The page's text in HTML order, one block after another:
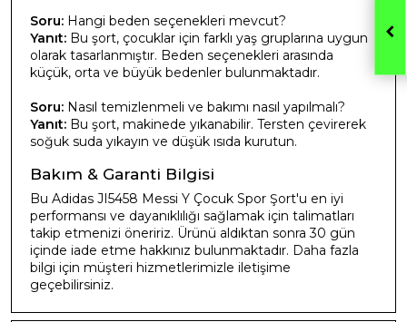
Soru: Hangi beden seçenekleri mevcut?
Yanıt: Bu şort, çocuklar için farklı yaş gruplarına uygun
olarak tasarlanmıştır. Beden seçenekleri arasında
küçük, orta ve büyük bedenler bulunmaktadır.
Soru: Nasıl temizlenmeli ve bakımı nasıl yapılmalı?
Yanıt: Bu şort, makinede yıkanabilir. Tersten çevirerek
soğuk suda yıkayın ve düşük ısıda kurutun.
Bakım & Garanti Bilgisi
Bu Adidas JI5458 Messi Y Çocuk Spor Şort'u en iyi
performansı ve dayanıklılığı sağlamak için talimatları
takip etmenizi öneririz. Ürünü aldıktan sonra 30 gün
içinde iade etme hakkınız bulunmaktadır. Daha fazla
bilgi için müşteri hizmetlerimizle iletişime
geçebilirsiniz.